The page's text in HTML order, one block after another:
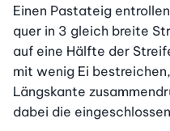
Einen Pastateig
quer in 3 gleich breite
auf eine Hälfte der
mit wenig Ei
Längskante
dabei die